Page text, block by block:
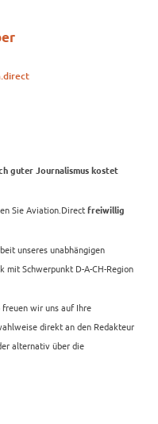
guter Journalismus kostet
Sie Aviation.Direct freiwillig
unseres unabhängigen
mit Schwerpunkt D-A-CH-Region
wir uns auf Ihre
direkt an den Redakteur
alternativ über die